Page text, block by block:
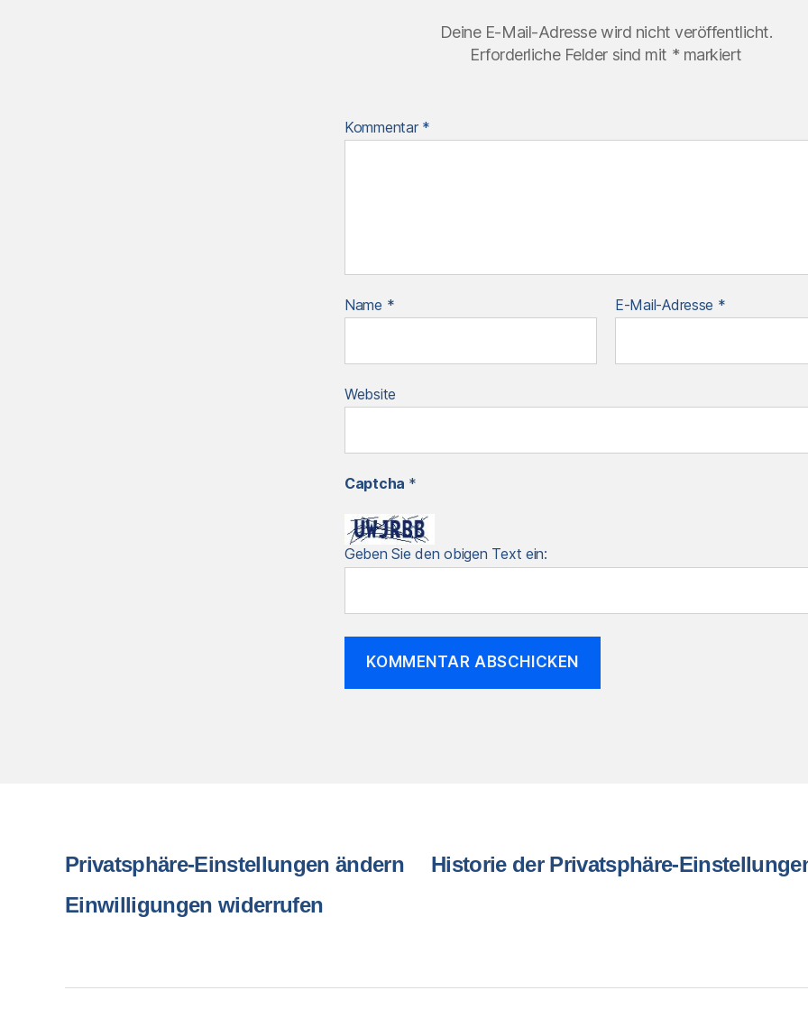
Deine E-Mail-Adresse wird nicht veröffentlicht.
Erforderliche Felder sind mit * markiert
Kommentar *
Name * E-Mail-Adresse *
Website
Captcha *
Geben Sie den obigen Text ein:
Privatsphäre-Einstellungen ändern
Historie der Privatsphäre-
Einwilligungen widerrufen